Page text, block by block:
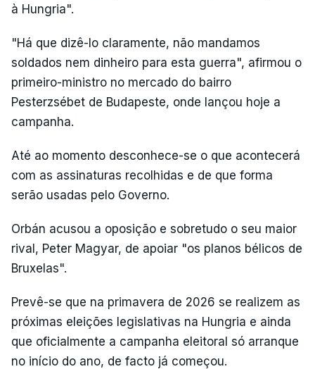
à Hungria".
"Há que dizê-lo claramente, não mandamos
soldados nem dinheiro para esta guerra", afirmou o
primeiro-ministro no mercado do bairro
Pesterzsébet de Budapeste, onde lançou hoje a
campanha.
Até ao momento desconhece-se o que acontecerá
com as assinaturas recolhidas e de que forma
serão usadas pelo Governo.
Orbán acusou a oposição e sobretudo o seu maior
rival, Peter Magyar, de apoiar "os planos bélicos de
Bruxelas".
Prevê-se que na primavera de 2026 se realizem as
próximas eleições legislativas na Hungria e ainda
que oficialmente a campanha eleitoral só arranque
no início do ano, de facto já começou.